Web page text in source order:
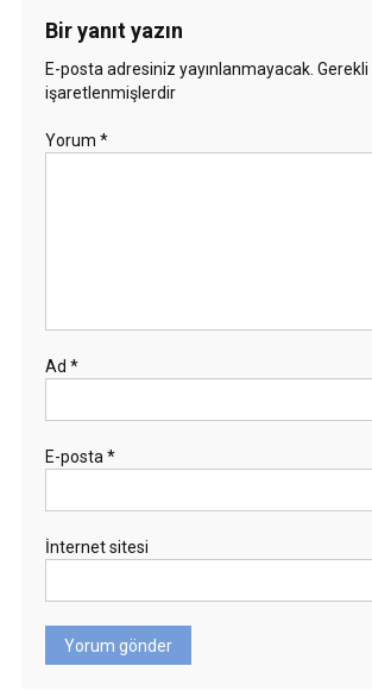
Bir yanıt yazın
E-posta adresiniz yayınlanmayacak.
işaretlenmişlerdir
Yorum *
Ad *
E-posta *
İnternet sitesi